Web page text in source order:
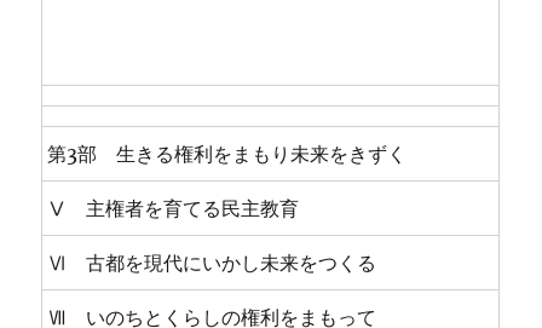
第3部 生きる権利をまもり未来をきずく
Ⅴ 主権者を育てる民主教育
Ⅵ 古都を現代にいかし未来をつくる
Ⅶ いのちとくらしの権利をまもって